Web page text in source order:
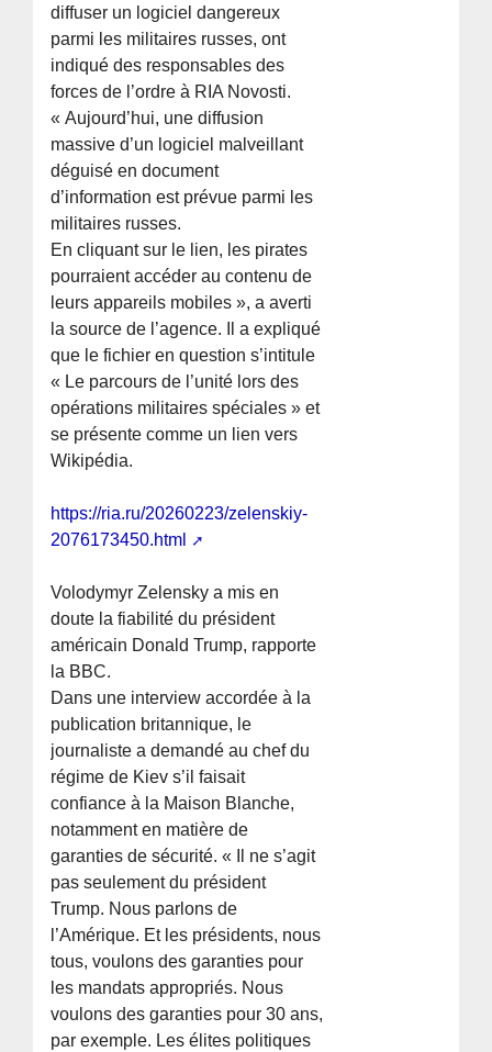
diffuser un logiciel dangereux
parmi les militaires russes, ont
indiqué des responsables des
forces de l’ordre à RIA Novosti.
« Aujourd’hui, une diffusion
massive d’un logiciel malveillant
déguisé en document
d’information est prévue parmi les
militaires russes.
En cliquant sur le lien, les pirates
pourraient accéder au contenu de
leurs appareils mobiles », a averti
la source de l’agence. Il a expliqué
que le fichier en question s’intitule
« Le parcours de l’unité lors des
opérations militaires spéciales » et
se présente comme un lien vers
Wikipédia.
https://ria.ru/20260223/zelenskiy-
2076173450.html
Volodymyr Zelensky a mis en
doute la fiabilité du président
américain Donald Trump, rapporte
la BBC.
Dans une interview accordée à la
publication britannique, le
journaliste a demandé au chef du
régime de Kiev s’il faisait
confiance à la Maison Blanche,
notamment en matière de
garanties de sécurité. « Il ne s’agit
pas seulement du président
Trump. Nous parlons de
l’Amérique. Et les présidents, nous
tous, voulons des garanties pour
les mandats appropriés. Nous
voulons des garanties pour 30 ans,
par exemple. Les élites politiques